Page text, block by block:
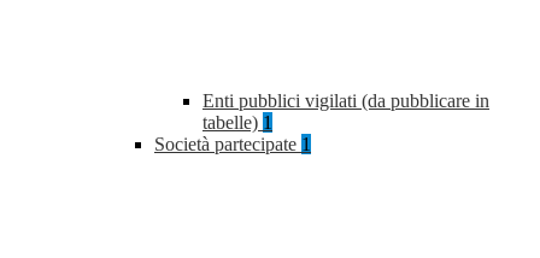
Enti pubblici vigilati (da pubblicare in
tabelle) 1
Società partecipate 1